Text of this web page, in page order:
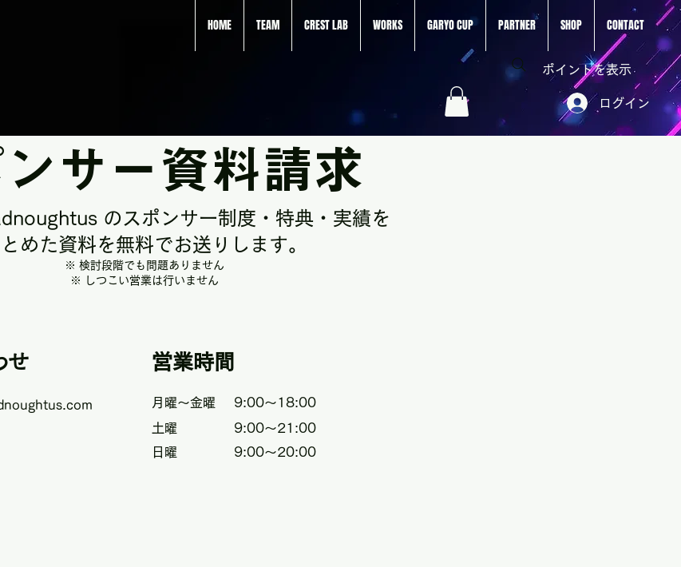
HOME TEAM CREST LAB WORKS GARYO CUP PARTNER SHOP CONTACT
ポイントを表示
ログイン
サー資料請求
のスポンサー制度・特典・実績を
めた資料を無料でお送りします。
※ 検討段階でも問題ありません
※ しつこい営業は行いません
せ 営業時間
月曜〜金曜
​9:00〜18:00
土曜
9:00〜21:00
日曜
9:00〜20:00